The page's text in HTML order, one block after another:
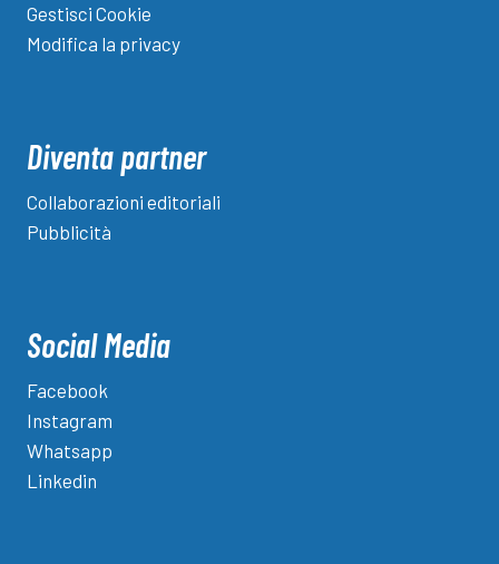
Gestisci Cookie
Modifica la privacy
Diventa partner
Collaborazioni editoriali
Pubblicità
Social Media
Facebook
Instagram
Whatsapp
Linkedin